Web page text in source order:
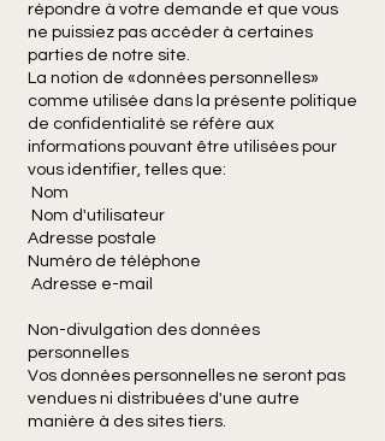
répondre à votre demande et que vous
ne puissiez pas accéder à certaines
parties de notre site.
La notion de «données personnelles»
comme utilisée dans la présente politique
de confidentialité se réfère aux
informations pouvant être utilisées pour
vous identifier, telles que:
Nom
Nom d'utilisateur
Adresse postale
Numéro de téléphone
Adresse e-mail​
Non-divulgation des données
personnelles
Vos données personnelles ne seront pas
vendues ni distribuées d'une autre
manière à des sites tiers.